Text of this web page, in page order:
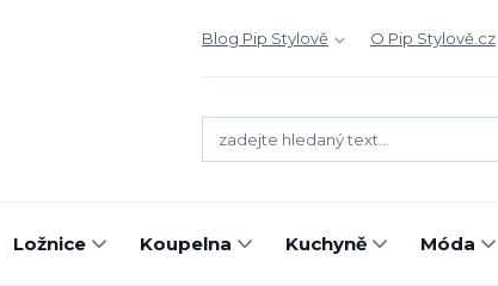
Blog Pip Stylově O Pip Stylově.cz
Ložnice Koupelna Kuchyně Móda